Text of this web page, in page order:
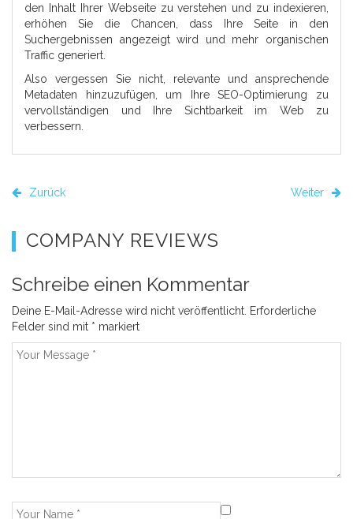
den Inhalt Ihrer Webseite zu verstehen und zu indexieren,
erhöhen Sie die Chancen, dass Ihre Seite in den
Suchergebnissen angezeigt wird und mehr organischen
Traffic generiert.
Also vergessen Sie nicht, relevante und ansprechende
Metadaten hinzuzufügen, um Ihre SEO-Optimierung zu
vervollständigen und Ihre Sichtbarkeit im Web zu
verbessern.
Zurück Weiter
COMPANY REVIEWS
Schreibe einen Kommentar
Deine E-Mail-Adresse wird nicht veröffentlicht. Erforderliche
Felder sind mit * markiert